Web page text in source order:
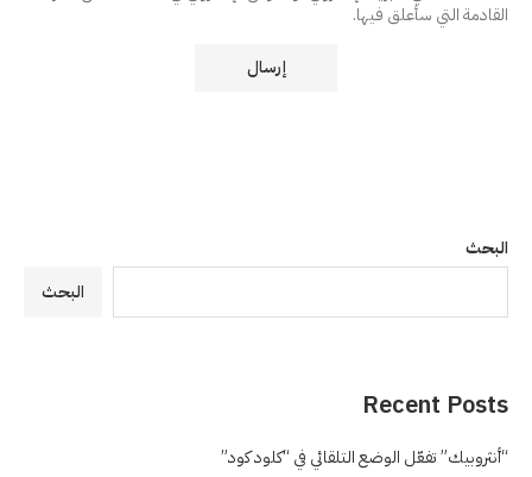
القادمة التي سأعلق فيها.
البحث
البحث
Recent Posts
“أنثروبيك” تفعّل الوضع التلقائي في “كلود كود”